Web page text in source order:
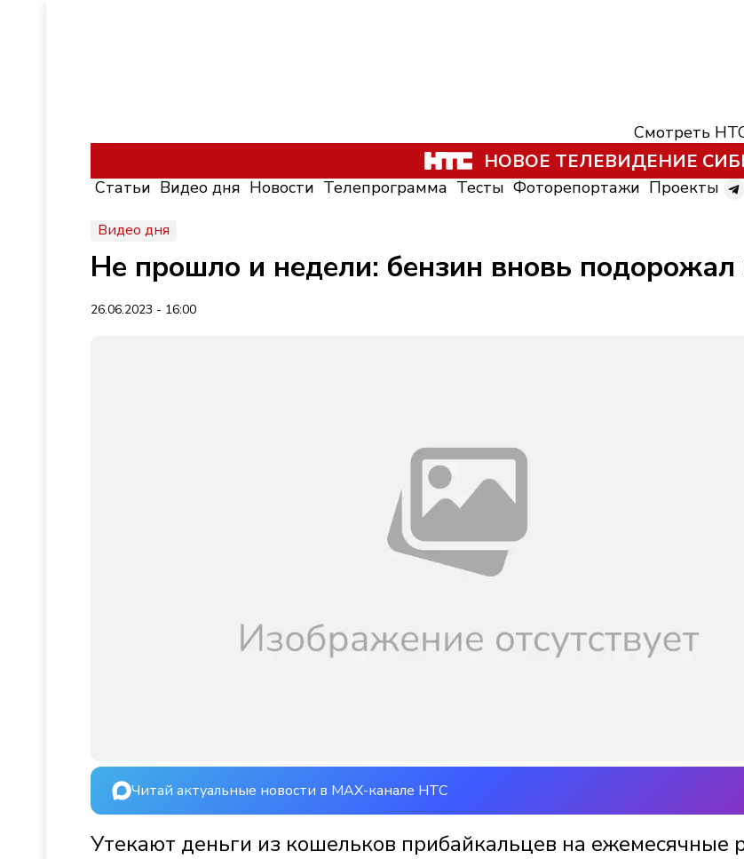
Смотреть
НОВОЕ ТЕЛЕВИДЕНИЕ
Статьи Видео дня Новости Телепрограмма Тесты Фоторепортажи Проекты
Видео дня
Не прошло и недели: бензин вновь подорожал
26.06.2023 - 16:00
Читай актуальные новости в MAX-канале НТС
Утекают деньги из кошельков прибайкальцев на ежемесячные